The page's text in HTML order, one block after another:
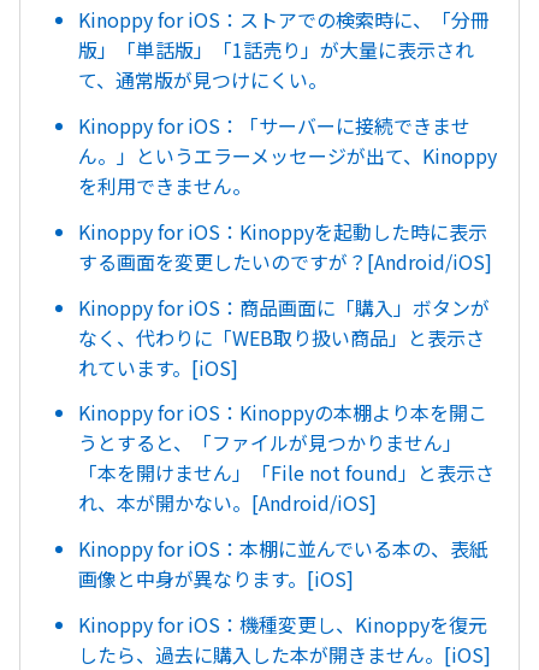
Kinoppy for iOS：ストアでの検索時に、「分冊
版」「単話版」「1話売り」が大量に表示され
て、通常版が見つけにくい。
Kinoppy for iOS：「サーバーに接続できませ
ん。」というエラーメッセージが出て、Kinoppy
を利用できません。
Kinoppy for iOS：Kinoppyを起動した時に表示
する画面を変更したいのですが？[Android/iOS]
Kinoppy for iOS：商品画面に「購入」ボタンが
なく、代わりに「WEB取り扱い商品」と表示さ
れています。[iOS]
Kinoppy for iOS：Kinoppyの本棚より本を開こ
うとすると、「ファイルが見つかりません」
「本を開けません」「File not found」と表示さ
れ、本が開かない。[Android/iOS]
Kinoppy for iOS：本棚に並んでいる本の、表紙
画像と中身が異なります。[iOS]
Kinoppy for iOS：機種変更し、Kinoppyを復元
したら、過去に購入した本が開きません。[iOS]